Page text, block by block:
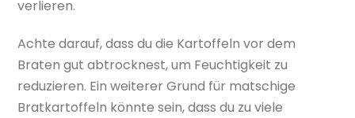
verlieren.
Achte darauf, dass du die Kartoffeln vor dem
Braten gut abtrocknest, um Feuchtigkeit zu
reduzieren. Ein weiterer Grund für matschige
Bratkartoffeln könnte sein, dass du zu viele